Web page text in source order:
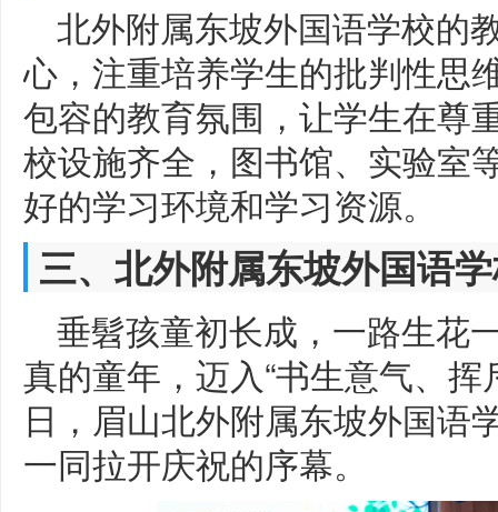
北外附属东坡外国语学校的
心，注重培养学生的批判性思
包容的教育氛围，让学生在尊
校设施齐全，图书馆、实验室
好的学习环境和学习资源。
三、北外附属东坡外国语
垂髫孩童初长成，一路生花
真的童年，迈入“书生意气、
日，眉山北外附属东坡外国语
一同拉开庆祝的序幕。